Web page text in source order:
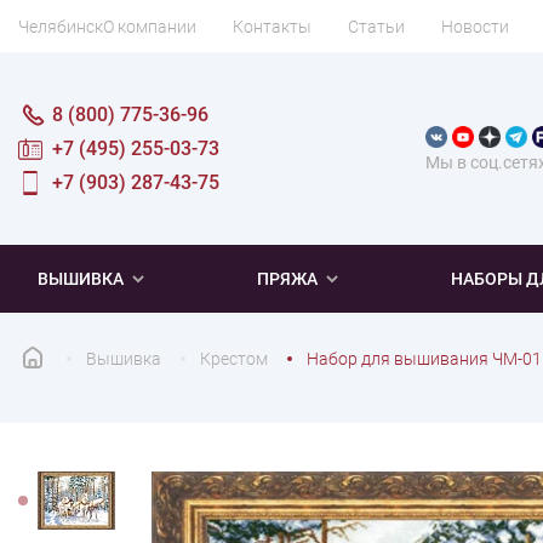
ЧелябинскО компании Контакты Статьи Новости
Мы в
8 (800) 775-36-96
+7 (495) 255-03-73
+7 (903) 287-43-75
ВЫШИВКА ПРЯЖА НАБОРЫ
Вышивка Крестом Набор для вышивания ЧМ-